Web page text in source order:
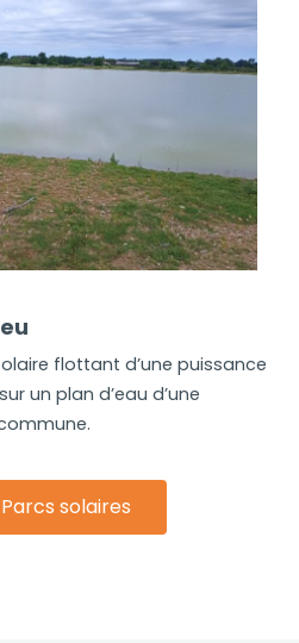
flottant d’une puissance
un plan d’eau d’une
solaires